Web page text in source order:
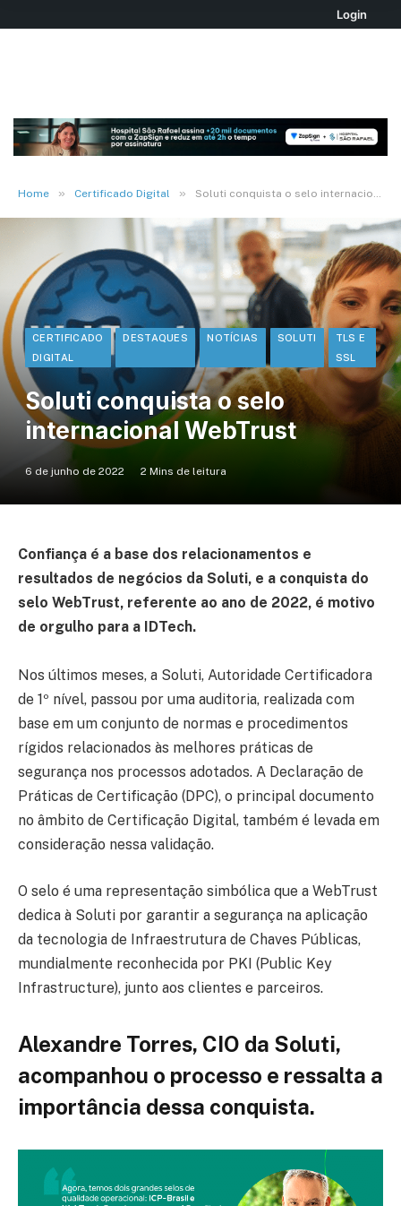
Login
Home » Certificado Digital » Soluti conquista o selo internacional WebTrust
CERTIFICADO
DIGITAL
DESTAQUES NOTÍCIAS SOLUTI
TLS E
SSL
Soluti conquista o selo
internacional WebTrust
6 de junho de 2022 2 Mins de leitura
Confiança é a base dos relacionamentos e
resultados de negócios da Soluti, e a conquista do
selo WebTrust, referente ao ano de 2022, é motivo
de orgulho para a IDTech.
Nos últimos meses, a Soluti, Autoridade Certificadora
de 1º nível, passou por uma auditoria, realizada com
base em um conjunto de normas e procedimentos
rígidos relacionados às melhores práticas de
segurança nos processos adotados. A Declaração de
Práticas de Certificação (DPC), o principal documento
no âmbito de Certificação Digital, também é levada em
consideração nessa validação.
O selo é uma representação simbólica que a WebTrust
dedica à Soluti por garantir a segurança na aplicação
da tecnologia de Infraestrutura de Chaves Públicas,
mundialmente reconhecida por PKI (Public Key
Infrastructure), junto aos clientes e parceiros.
Alexandre Torres, CIO da Soluti,
acompanhou o processo e ressalta a
importância dessa conquista.